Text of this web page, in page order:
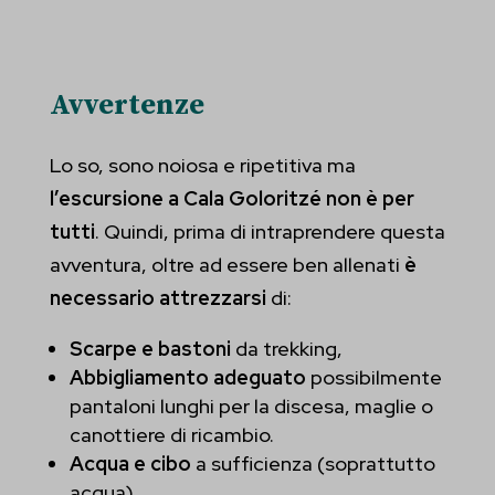
Avvertenze
Lo so, sono noiosa e ripetitiva ma
l’escursione a Cala Goloritzé non è per
tutti. Quindi, prima di intraprendere questa
avventura, oltre ad essere ben allenati è
necessario attrezzarsi di:
Scarpe e bastoni da trekking,
Abbigliamento adeguato possibilmente
pantaloni lunghi per la discesa, maglie o
canottiere di ricambio.
Acqua e cibo a sufficienza (soprattutto
et-pb-recent-items-button-decoration-font-font--weight
et-pb-recent-items-content-decoration-bodyFont-body-font--
weight
et-pb-recent-items-content-decoration-headingFont-h2-font--
weight
et-pb-recent-items-dynamic-content-select-post_id
et-pb-recent-items-fieldItem-advanced-type